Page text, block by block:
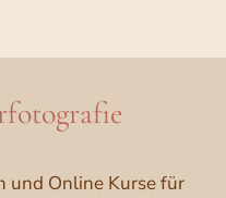
und Online Kurse für